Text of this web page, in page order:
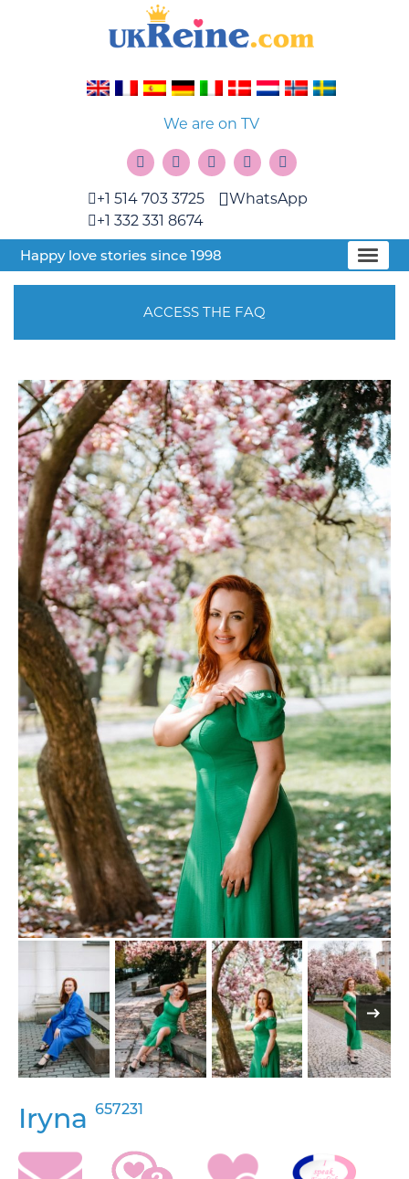
We are on TV
+1 514 703 3725
+1 332 331 8674
WhatsApp
Happy love stories since 1998
ACCESS THE FAQ
Iryna 657231